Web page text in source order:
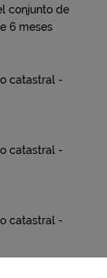
conjunto de
6 meses
catastral -
catastral -
catastral -